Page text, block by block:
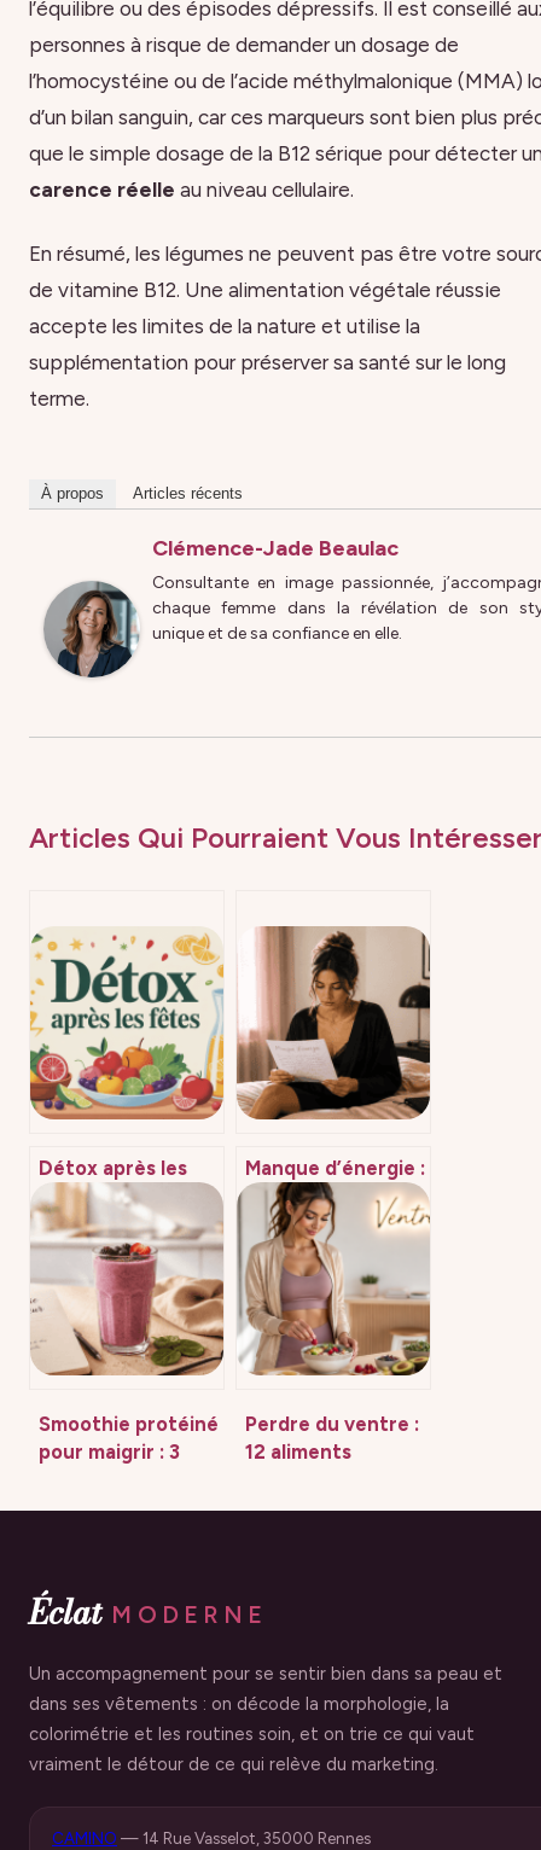
l’équilibre ou des épisodes dépressifs. Il est conseillé
personnes à risque de demander un dosage de
l’homocystéine ou de l’acide méthylmalonique (MMA)
d’un bilan sanguin, car ces marqueurs sont bien plus
que le simple dosage de la B12 sérique pour détecter
carence réelle au niveau cellulaire.
En résumé, les légumes ne peuvent pas être votre
de vitamine B12. Une alimentation végétale réussie
accepte les limites de la nature et utilise la
supplémentation pour préserver sa santé sur le long
terme.
À propos Articles récents
Clémence-Jade Beaulac
Consultante en image passionnée,
chaque femme dans la révélation de son
unique et de sa confiance en elle.
Articles Qui Pourraient Vous
Détox après les
fêtes : méthodes
efficaces et
erreurs à éviter
Manque d’énergie :
5 causes cachées
et la méthode
pour évaluer votre
fatigue
Smoothie protéiné
pour maigrir : 3
stopper les
Perdre du ventre :
12 aliments
l’erreur
Éclat MODERNE
Un accompagnement pour se sentir bien dans sa peau et
dans ses vêtements : on décode la morphologie, la
colorimétrie et les routines soin, et on trie ce qui vaut
vraiment le détour de ce qui relève du marketing.
CAMINO —14 Rue Vasselot, 35000 Rennes